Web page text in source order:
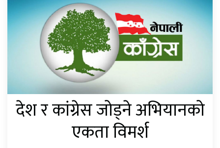
देश र कांग्रेस जोड्ने अभियानको
एकता विमर्श